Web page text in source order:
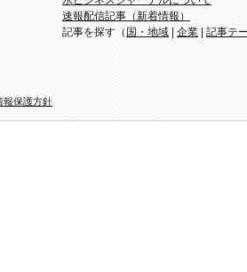
速報配信記事（新着情報）
記事を探す（ 国・地域 企業 記事テ
報保護方針